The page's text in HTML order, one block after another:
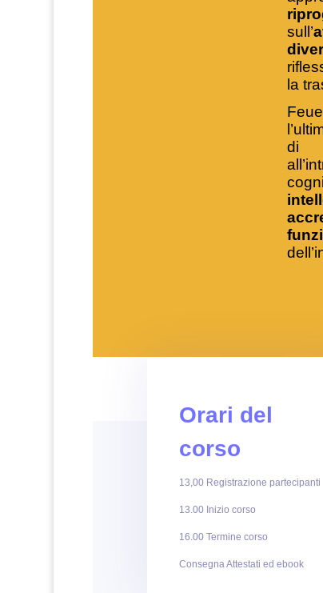
sull’
la
di
Orari del
corso
13,00 Registrazione partecipanti
13.00 Inizio corso
16.00 Termine corso
Consegna Attestati ed ebook